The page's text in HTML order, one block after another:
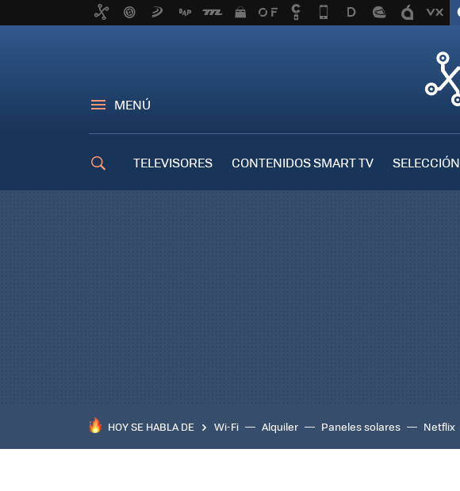
MENÚ
TELEVISORES CONTENIDOS SMART TV SELECCIÓN
HOY SE HABLA DE Wi-Fi Alquiler Paneles solares Netflix